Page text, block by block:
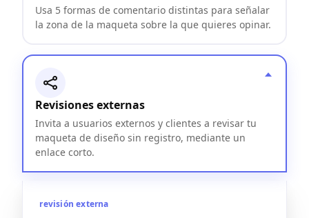
Usa 5 formas de comentario distintas para señalar
la zona de la maqueta sobre la que quieres opinar.
Revisiones externas
Invita a usuarios externos y clientes a revisar tu
maqueta de diseño sin registro, mediante un
enlace corto.
revisión externa